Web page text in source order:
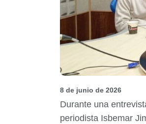
8 de junio de 2026
​Durante una
periodista Isbemar